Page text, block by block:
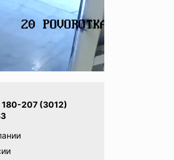
180-207 (3012)